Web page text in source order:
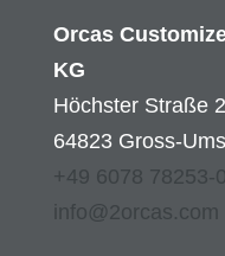
Orcas
KG
Höchster Straße
64823 Gross-
+49 6078 78253-0
info@2orcas.com